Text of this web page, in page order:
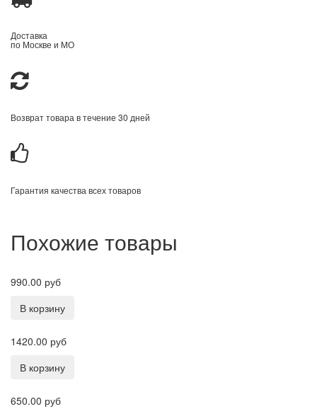
Доставка
по Москве и МО
Возврат товара в течение 30 дней
Гарантия качества всех товаров
Похожие товары
990.00 руб
1420.00 руб
650.00 руб